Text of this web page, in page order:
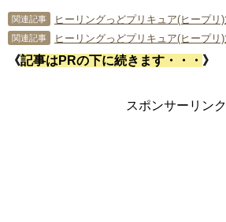
関連記事
関連記事
《記事はPRの下に続きます・・・ 》
スポンサーリンク